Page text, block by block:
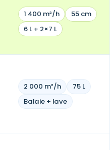
1 400 m²/h
55 cm
6 L + 2×7 L
2 000 m²/h
75 L
Balaie + lave